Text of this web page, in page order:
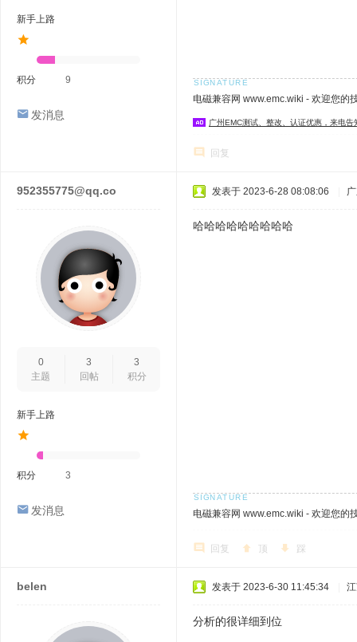
新手上路
积分 9
发消息
电磁兼容网 www.emc.wiki - 欢迎您的
广州EMC测试、整改、认证优惠，来电
回复
952355775@qq.co
0
主题
3
回帖
3
积分
新手上路
积分 3
发消息
发表于 2023-6-28 08:08:06
哈哈哈哈哈哈哈哈哈
电磁兼容网 www.emc.wiki - 欢迎您的
回复 顶 踩
belen 发表于 2023-6-30 11:45:34
分析的很详细到位